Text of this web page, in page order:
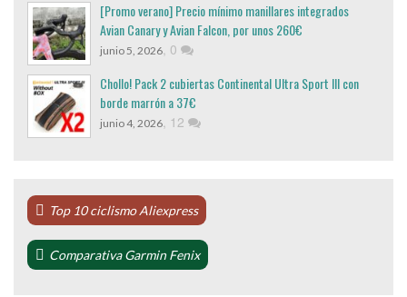
[Promo verano] Precio mínimo manillares integrados
Avian Canary y Avian Falcon, por unos 260€
junio 5, 2026, 0
Chollo! Pack 2 cubiertas Continental Ultra Sport III con
borde marrón a 37€
junio 4, 2026, 12
Top 10 ciclismo Aliexpress
Comparativa Garmin Fenix